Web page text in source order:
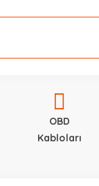
OBD
Kabloları